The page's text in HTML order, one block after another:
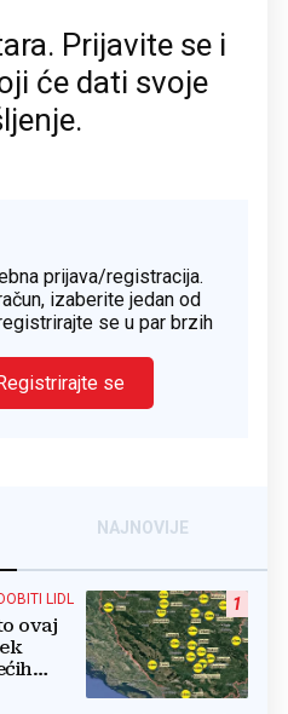
Prijavite se i
će dati svoje
prijava/registracija.
izaberite jedan od
se u par brzih
Registrirajte se
NAJNOVIJE
1
LIDL
ovaj